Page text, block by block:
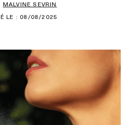
MALVINE SEVRIN
LE : 08/08/2025